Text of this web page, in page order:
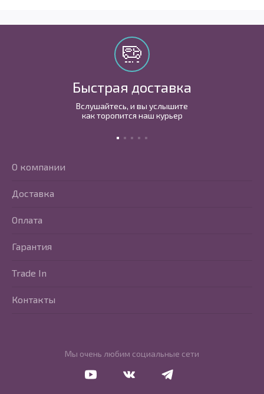
Быстрая доставка
Вслушайтесь, и вы услышите
как торопится наш курьер
Мы очень любим социальные сети
Перейти в VkontakteПерейти в Telegram
О компании
Доставка
Оплата
Гарантия
Trade In
Контакты